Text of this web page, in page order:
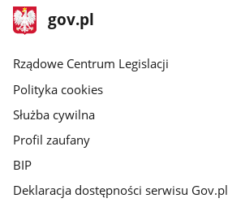
stopka
gov.plStrona
gov.pl
Rządowe Centrum Legislacji
Polityka cookies
Służba cywilna
Profil zaufany
BIP
Deklaracja dostępności serwisu Gov.pl